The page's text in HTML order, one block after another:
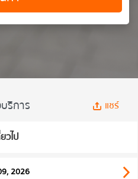
ริการ แชร์
วไป
2026